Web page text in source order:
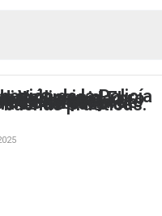
de Seguridad Urbana y Proyecto Europeo Pactesur2, presentando el proyecto de Mediación Policial de la Policía Local de Valencia como caso de éxito y buenas prácticas.